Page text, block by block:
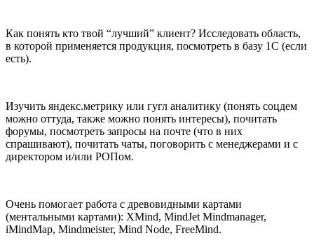
Как понять кто твой “лучший” клиент? Исследовать область,
в которой применяется продукция, посмотреть в базу 1С (если
есть).
Изучить яндекс.метрику или гугл аналитику (понять соцдем
можно оттуда, также можно понять интересы), почитать
форумы, посмотреть запросы на почте (что в них
спрашивают), почитать чаты, поговорить с менеджерами и с
директором и/или РОПом.
Очень помогает работа с древовидными картами
(ментальными картами): XMind, MindJet Mindmanager,
iMindMap, Mindmeister, Mind Node, FreeMind.